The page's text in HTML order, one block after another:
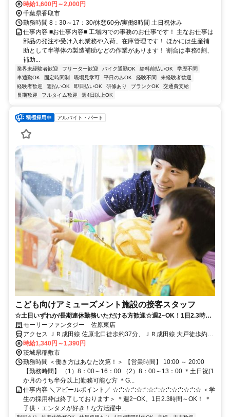
駅から車で25分！/駐車場完備
時給1,600円～2,000円
千葉県香取市
勤務時間 8：30～17：30/休憩60分/実働8時間 土日祝休み
仕事内容 ■お仕事内容■ 工場内での事務のお仕事です！ 主なお仕事は
部品の発注や受け入れ業務や入荷、在庫管理です！ ほかには生産補
助として半導体の製造補助などの作業があります！ 割合は事務6割、
補助...
業界未経験者歓迎 フリーター歓迎 バイク通勤OK 給料前払いOK
学歴不問
車通勤OK
固定時間制 職場見学可 平日のみOK 経験不問
未経験者歓迎
経験者歓迎
週払いOK 即日払いOK 研修あり ブランクOK
交通費支給
長期歓迎
フルタイム歓迎 週4日以上OK
アルバイト・パート
こども向けアミューズメント施設の接客スタッフ
☆土日いずれか/長期連休勤務いただける方歓迎☆週2~OK！1日2.3時間
～◎ゲーセン好き活躍中♪
モーリーファンタジー 佐原東店
アクセス ＪＲ成田線 佐原北口徒歩約37分、ＪＲ成田線 大戸徒歩約64
分、ＪＲ鹿島線 香取徒歩約78分
時給1,340円～1,390円
茨城県稲敷市
勤務時間 ＜働き方はあなた次第！＞ 【営業時間】 10:00 ～ 20:00
【勤務時間】 （1）8：00～16：00 （2）8：00～13：00 ＊土日祝(1
か月のうち半分以上)勤務可能な方 ＊G...
仕事内容 ＼アピールポイント／ ☆:*:☆:*:☆:*:☆:*:☆:*:☆:*:☆:*:☆ ＜学
生の採用枠は終了しております＞ ＊週2~OK、1日2.3時間～OK！ ＊
子供・エンタメが好き！な方活躍中...